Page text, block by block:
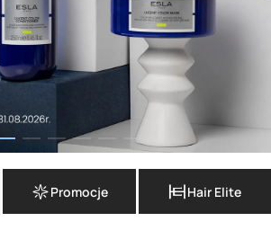
Promocje Hair Elite